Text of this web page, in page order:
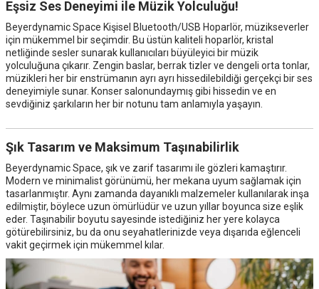
Eşsiz Ses Deneyimi ile Müzik Yolculuğu!
Beyerdynamic Space Kişisel Bluetooth/USB Hoparlör, müzikseverler
için mükemmel bir seçimdir. Bu üstün kaliteli hoparlör, kristal
netliğinde sesler sunarak kullanıcıları büyüleyici bir müzik
yolculuğuna çıkarır. Zengin baslar, berrak tizler ve dengeli orta tonlar,
müzikleri her bir enstrümanın ayrı ayrı hissedilebildiği gerçekçi bir ses
deneyimiyle sunar. Konser salonundaymış gibi hissedin ve en
sevdiğiniz şarkıların her bir notunu tam anlamıyla yaşayın.
Şık Tasarım ve Maksimum Taşınabilirlik
Beyerdynamic Space, şık ve zarif tasarımı ile gözleri kamaştırır.
Modern ve minimalist görünümü, her mekana uyum sağlamak için
tasarlanmıştır. Aynı zamanda dayanıklı malzemeler kullanılarak inşa
edilmiştir, böylece uzun ömürlüdür ve uzun yıllar boyunca size eşlik
eder. Taşınabilir boyutu sayesinde istediğiniz her yere kolayca
götürebilirsiniz, bu da onu seyahatlerinizde veya dışarıda eğlenceli
vakit geçirmek için mükemmel kılar.